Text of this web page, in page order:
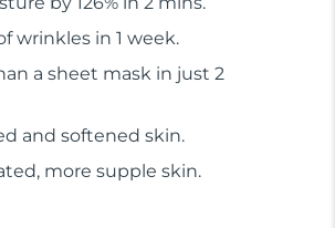
wrinkles in 1 week.
a sheet mask in just 2
and softened skin.
more supple skin.